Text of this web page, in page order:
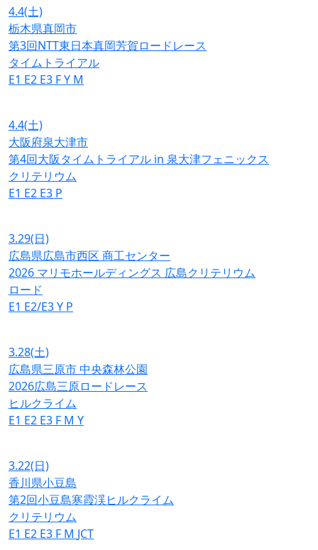
4.4(土)
栃木県真岡市
第3回NTT東日本真岡芳賀ロードレース
タイムトライアル
E1 E2 E3 FY M
4.4(土)
大阪府泉大津市
第4回大阪タイムトライアル in 泉大津フェニックス
クリテリウム
E1 E2 E3 P
3.29(日)
広島県広島市西区 商工センター
2026 マリモホールディングス 広島クリテリウム
ロード
E1 E2/E3Y P
3.28(土)
広島県三原市 中央森林公園
2026広島三原ロードレース
ヒルクライム
E1 E2 E3 F M Y
3.22(日)
香川県小豆島
第2回小豆島寒霞渓ヒルクライム
クリテリウム
E1 E2 E3 F M JCT